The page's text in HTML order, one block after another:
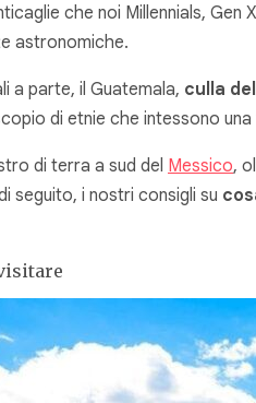
che noi Millennials,
astronomiche.
a parte, il Guatemala, culla
di etnie che intessono
di terra a sud del Messico,
seguito, i nostri consigli su